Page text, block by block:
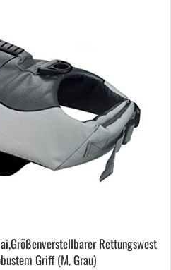
Rettungswest
Griff (M, Grau)